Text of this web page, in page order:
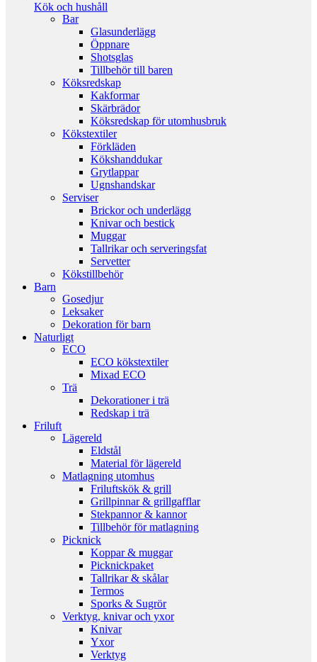
Kök och hushåll
Bar
Glasunderlägg
Öppnare
Shotsglas
Tillbehör till baren
Köksredskap
Kakformar
Skärbrädor
Köksredskap för utomhusbruk
Kökstextiler
Förkläden
Kökshanddukar
Grytlappar
Ugnshandskar
Serviser
Brickor och underlägg
Knivar och bestick
Muggar
Tallrikar och serveringsfat
Servetter
Kökstillbehör
Barn
Gosedjur
Leksaker
Dekoration för barn
Naturligt
ECO
ECO kökstextiler
Mixad ECO
Trä
Dekorationer i trä
Redskap i trä
Friluft
Lägereld
Eldstål
Material för lägereld
Matlagning utomhus
Friluftskök & grill
Grillpinnar & grillgafflar
Stekpannor & kannor
Tillbehör för matlagning
Picknick
Koppar & muggar
Picknickpaket
Tallrikar & skålar
Termos
Sporks & Sugrör
Verktyg, knivar och yxor
Knivar
Yxor
Verktyg